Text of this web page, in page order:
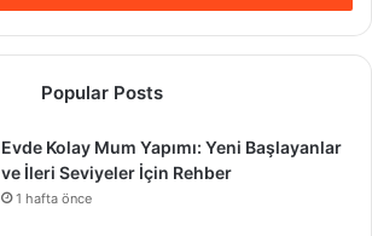
Popular Posts
Evde Kolay Mum Yapımı: Yeni Başlayanlar
ve İleri Seviyeler İçin Rehber
1 hafta önce